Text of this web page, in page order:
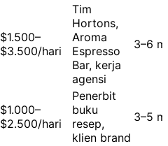
$1.500–
$3.500/hari
Tim
Hortons,
Aroma
Espresso
Bar, kerja
agensi
3–6
$1.000–
$2.500/hari
Penerbit
buku
resep,
klien brand
3–5